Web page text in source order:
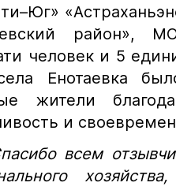
район»,
человек и 5
Енотаевка
жители
и
всем